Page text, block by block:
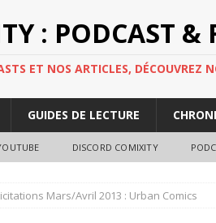
: PODCAST &
ET NOS ARTICLES, DÉCOUVREZ
GUIDES DE LECTURE
DISCORD COMIXITY
Mars/Avril 2013 : Urban Comics